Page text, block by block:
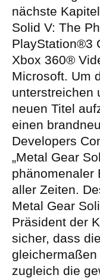
nächste
Solid V: The
PlayStation®3
Xbox 360®
Microsoft. Um
unterstreichen
neuen Titel
einen
Developers
„Metal Gear
phänomenaler
aller Zeiten.
Metal Gear
Präsident der
sicher, dass
zugleich die